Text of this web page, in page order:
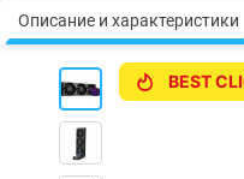
Описание и характеристики
BEST